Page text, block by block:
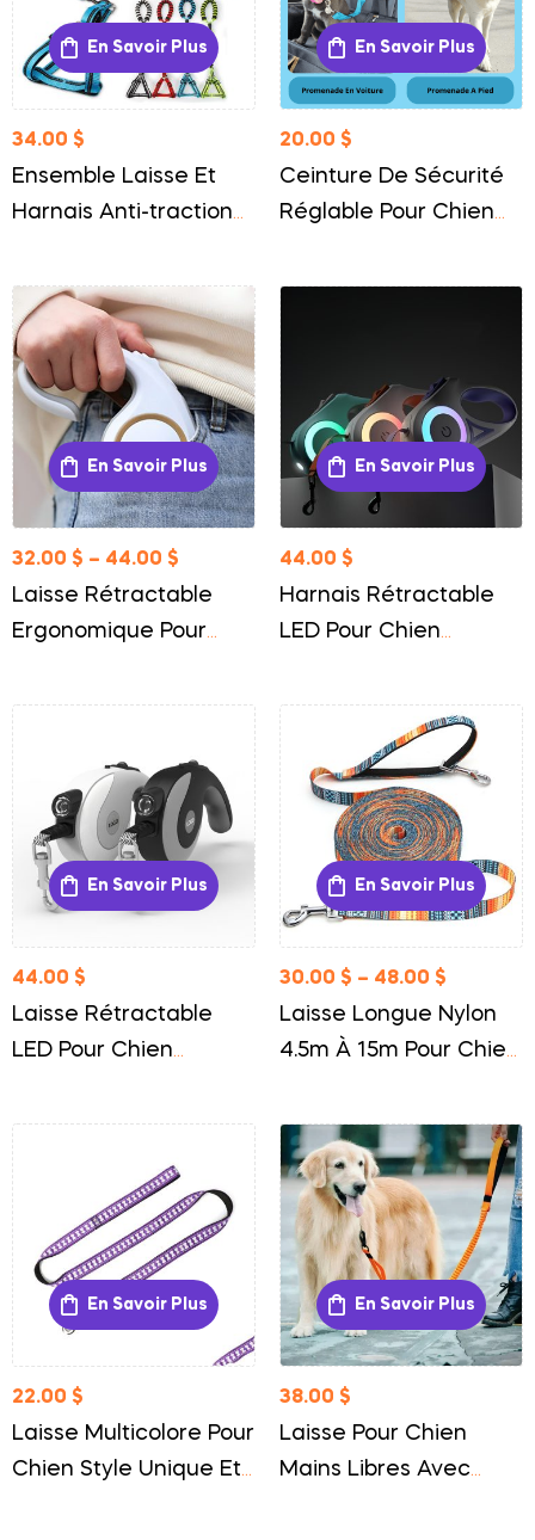
En Savoir Plus
34.00 $
Ensemble Laisse Et
Harnais Anti-traction
Contrôle Optimal
En Savoir Plus
20.00 $
Ceinture De Sécurité
Réglable Pour Chien
En Voiture
En Savoir Plus
32.00 $ – 44.00 $
Laisse Rétractable
Ergonomique Pour
Contrôle
En Savoir Plus
44.00 $
Harnais Rétractable
LED Pour Chien
Nocturne
En Savoir Plus
44.00 $
Laisse Rétractable
LED Pour Chien
Optimale
En Savoir Plus
30.00 $ – 48.00 $
Laisse Longue Nylon
4.5m À 15m Pour Chien
En Savoir Plus
22.00 $
Laisse Multicolore Pour
Chien Style Unique Et
En Savoir Plus
38.00 $
Laisse Pour Chien
Mains Libres Avec